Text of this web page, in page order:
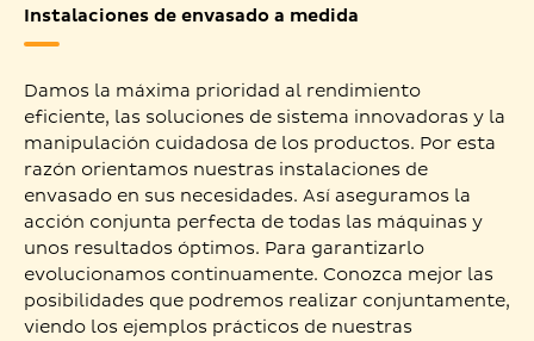
Instalaciones de envasado a medida
Damos la máxima prioridad al rendimiento
eficiente, las soluciones de sistema innovadoras y la
manipulación cuidadosa de los productos. Por esta
razón orientamos nuestras instalaciones de
envasado en sus necesidades. Así aseguramos la
acción conjunta perfecta de todas las máquinas y
unos resultados óptimos. Para garantizarlo
evolucionamos continuamente. Conozca mejor las
posibilidades que podremos realizar conjuntamente,
viendo los ejemplos prácticos de nuestras